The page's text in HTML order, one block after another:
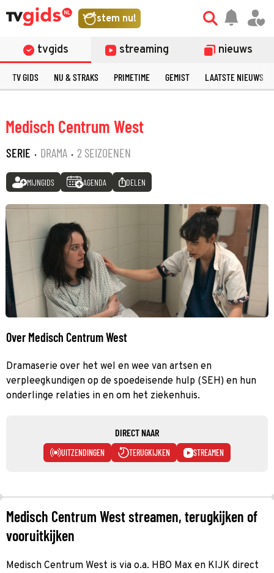
stem nu!
tvgids streaming nieuws
TV GIDS NU & STRAKS PRIMETIME GEMIST LAATSTE NIEUWS
Medisch Centrum West
SERIE · DRAMA · 2 SEIZOENEN
MIJNGIDS AGENDA DELEN
Over Medisch Centrum West
Dramaserie over het wel en wee van artsen en
verpleegkundigen op de spoedeisende hulp (SEH) en hun
onderlinge relaties in en om het ziekenhuis.
DIRECT NAAR
UITZENDINGEN TERUGKIJKEN STREAMEN
Medisch Centrum West streamen, terugkijken of
vooruitkijken
Medisch Centrum West is via o.a. HBO Max en KIJK direct